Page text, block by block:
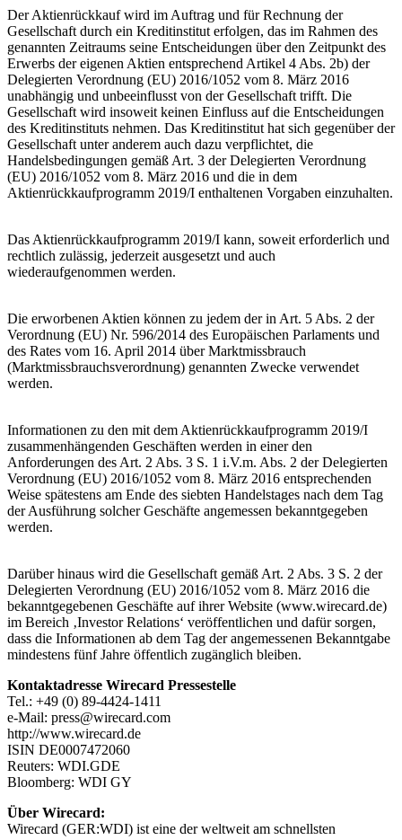
Der Aktienrückkauf wird im Auftrag und für Rechnung der
Gesellschaft durch ein Kreditinstitut erfolgen, das im Rahmen des
genannten Zeitraums seine Entscheidungen über den Zeitpunkt des
Erwerbs der eigenen Aktien entsprechend Artikel 4 Abs. 2b) der
Delegierten Verordnung (EU) 2016/1052 vom 8. März 2016
unabhängig und unbeeinflusst von der Gesellschaft trifft. Die
Gesellschaft wird insoweit keinen Einfluss auf die Entscheidungen
des Kreditinstituts nehmen. Das Kreditinstitut hat sich gegenüber der
Gesellschaft unter anderem auch dazu verpflichtet, die
Handelsbedingungen gemäß Art. 3 der Delegierten Verordnung
(EU) 2016/1052 vom 8. März 2016 und die in dem
Aktienrückkaufprogramm 2019/I enthaltenen Vorgaben einzuhalten.
Das Aktienrückkaufprogramm 2019/I kann, soweit erforderlich und
rechtlich zulässig, jederzeit ausgesetzt und auch
wiederaufgenommen werden.
Die erworbenen Aktien können zu jedem der in Art. 5 Abs. 2 der
Verordnung (EU) Nr. 596/2014 des Europäischen Parlaments und
des Rates vom 16. April 2014 über Marktmissbrauch
(Marktmissbrauchsverordnung) genannten Zwecke verwendet
werden.
Informationen zu den mit dem Aktienrückkaufprogramm 2019/I
zusammenhängenden Geschäften werden in einer den
Anforderungen des Art. 2 Abs. 3 S. 1 i.V.m. Abs. 2 der Delegierten
Verordnung (EU) 2016/1052 vom 8. März 2016 entsprechenden
Weise spätestens am Ende des siebten Handelstages nach dem Tag
der Ausführung solcher Geschäfte angemessen bekanntgegeben
werden.
Darüber hinaus wird die Gesellschaft gemäß Art. 2 Abs. 3 S. 2 der
Delegierten Verordnung (EU) 2016/1052 vom 8. März 2016 die
bekanntgegebenen Geschäfte auf ihrer Website (www.wirecard.de)
im Bereich ‚Investor Relations‘ veröffentlichen und dafür sorgen,
dass die Informationen ab dem Tag der angemessenen Bekanntgabe
mindestens fünf Jahre öffentlich zugänglich bleiben.
Kontaktadresse Wirecard Pressestelle
Tel.: +49 (0) 89-4424-1411
e-Mail: press@wirecard.com
http://www.wirecard.de
ISIN DE0007472060
Reuters: WDI.GDE
Bloomberg: WDI GY
Über Wirecard:
Wirecard (GER:WDI) ist eine der weltweit am schnellsten